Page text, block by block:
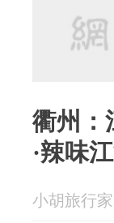
衢州：
·辣味
小胡旅行